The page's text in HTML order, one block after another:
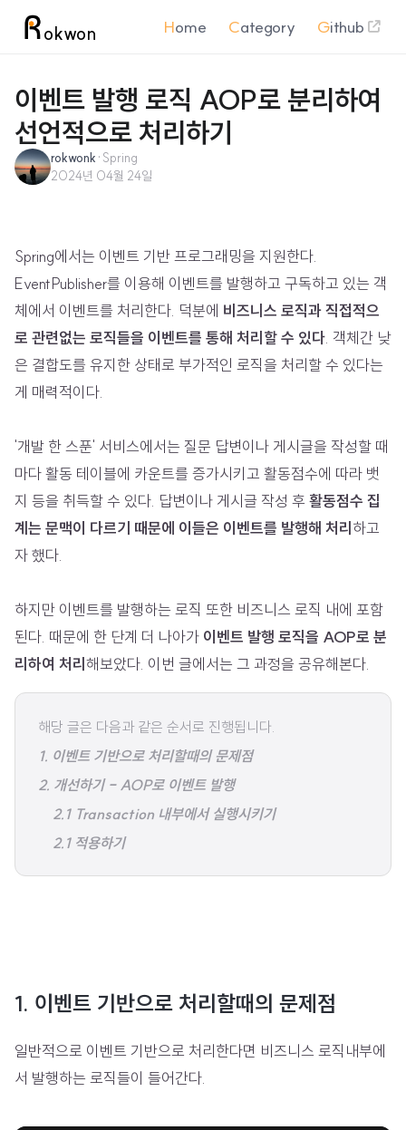
okwon Home Category Github
이벤트 발행 로직 AOP로 분리하여
선언적으로 처리하기
rokwonk · Spring
2024년 04월 24일
Spring에서는 이벤트 기반 프로그래밍을 지원한다.
EventPublisher를 이용해 이벤트를 발행하고 구독하고 있는 객
체에서 이벤트를 처리한다. 덕분에 비즈니스 로직과 직접적으
로 관련없는 로직들을 이벤트를 통해 처리할 수 있다 . 객체간 낮
은 결합도를 유지한 상태로 부가적인 로직을 처리할 수 있다는
게 매력적이다.
'개발 한 스푼' 서비스에서는 질문 답변이나 게시글을 작성할 때
마다 활동 테이블에 카운트를 증가시키고 활동점수에 따라 뱃
지 등을 취득할 수 있다. 답변이나 게시글 작성 후 활동점수 집
계는 문맥이 다르기 때문에 이들은 이벤트를 발행해 처리 하고
자 했다.
하지만 이벤트를 발행하는 로직 또한 비즈니스 로직 내에 포함
된다. 때문에 한 단계 더 나아가 이벤트 발행 로직을 AOP로 분
리하여 처리 해보았다. 이번 글에서는 그 과정을 공유해본다.
해당 글은 다음과 같은 순서로 진행됩니다.
1. 이벤트 기반으로 처리할때의 문제점
2. 개선하기 - AOP로 이벤트 발행
2.1 Transaction 내부에서 실행시키기
2.1 적용하기
1. 이벤트 기반으로 처리할때의 문제점
일반적으로 이벤트 기반으로 처리한다면 비즈니스 로직내부에
서 발행하는 로직들이 들어간다.